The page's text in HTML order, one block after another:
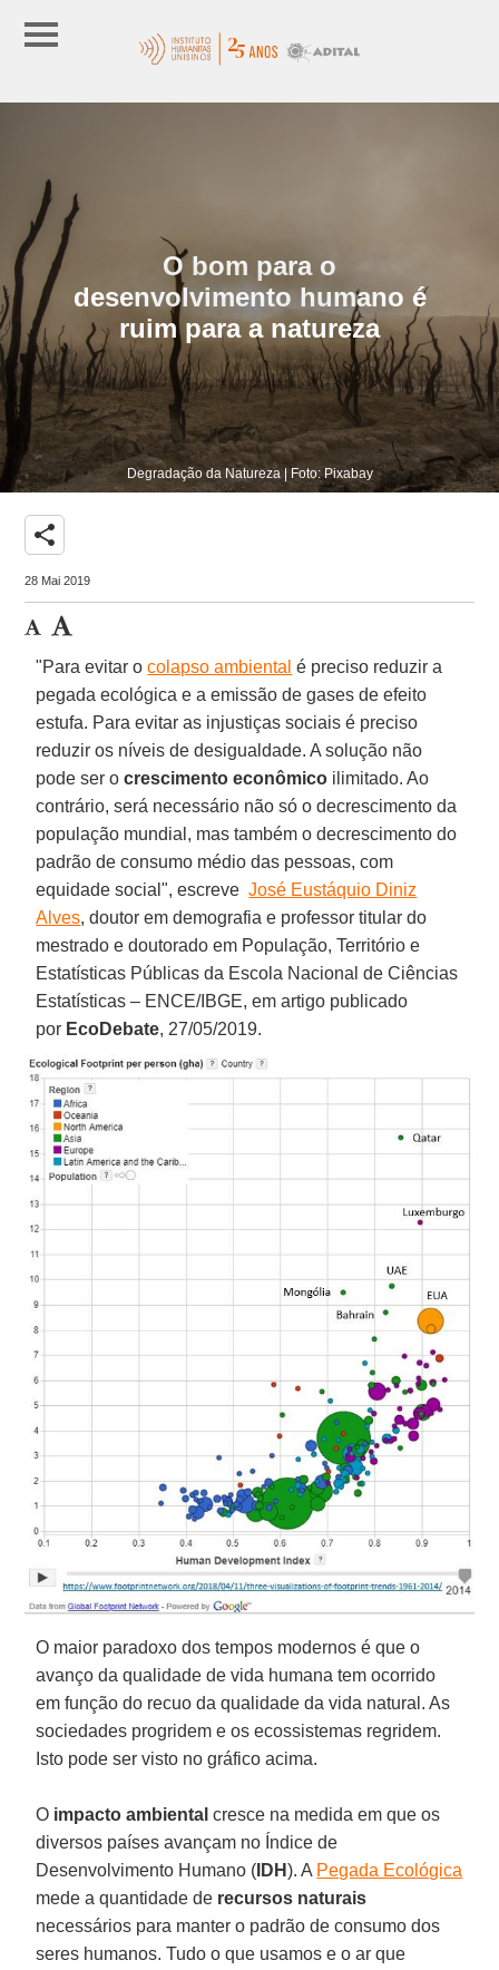
O bom para o
desenvolvimento humano é
ruim para a natureza
Degradação da Natureza | Foto: Pixabay
share
28 Mai 2019
"Para evitar ocolapso ambiental é preciso reduzir a
pegada ecológica e a emissão de gases de efeito
estufa. Para evitar as injustiças sociais é preciso
reduzir os níveis de desigualdade. A solução não
pode ser ocrescimento econômico ilimitado. Ao
contrário, será necessário não só o decrescimento da
população mundial, mas também o decrescimento do
padrão de consumo médio das pessoas, com
equidade social", escreveJosé Eustáquio Diniz
Alves, doutor em demografia e professor titular do
mestrado e doutorado em População, Território e
Estatísticas Públicas da Escola Nacional de Ciências
Estatísticas – ENCE/IBGE, em artigo publicado
por EcoDebate, 27/05/2019.
O maior paradoxo dos tempos modernos é que o
avanço da qualidade de vida humana tem ocorrido
em função do recuo da qualidade da vida natural. As
sociedades progridem e os ecossistemas regridem.
Isto pode ser visto no gráfico acima.
O impacto ambiental cresce na medida em que os
diversos países avançam no Índice de
Desenvolvimento Humano ( IDH). A Pegada Ecológica
mede a quantidade de recursos naturais
necessários para manter o padrão de consumo dos
seres humanos. Tudo o que usamos e o ar que